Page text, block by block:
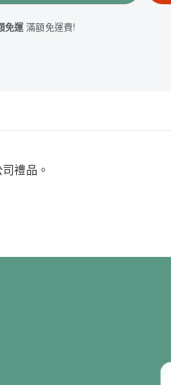
免運滿額免運費!
禮品。